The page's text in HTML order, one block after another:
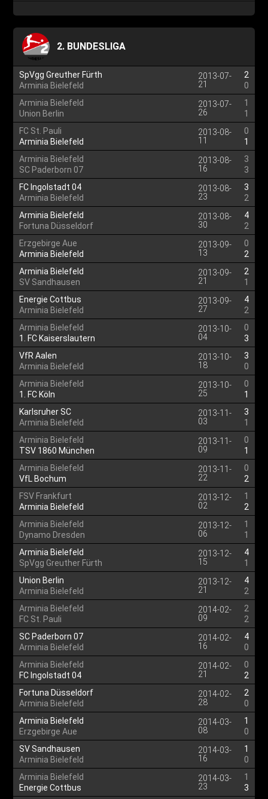
2. BUNDESLIGA
SpVgg Greuther Fürth
Arminia Bielefeld
2013-07-
21
2
0
Arminia Bielefeld
Union Berlin
2013-07-
26
1
1
FC St. Pauli
Arminia Bielefeld
2013-08-
11
0
1
Arminia Bielefeld
SC Paderborn 07
2013-08-
16
3
3
FC Ingolstadt 04
Arminia Bielefeld
2013-08-
23
3
2
Arminia Bielefeld
Fortuna Düsseldorf
2013-08-
30
4
2
Erzgebirge Aue
Arminia Bielefeld
2013-09-
13
0
2
Arminia Bielefeld
SV Sandhausen
2013-09-
21
2
1
Energie Cottbus
Arminia Bielefeld
2013-09-
27
4
2
Arminia Bielefeld
1. FC Kaiserslautern
2013-10-
04
0
3
VfR Aalen
Arminia Bielefeld
2013-10-
18
3
0
Arminia Bielefeld
1. FC Köln
2013-10-
25
0
1
Karlsruher SC
Arminia Bielefeld
2013-11-
03
3
1
Arminia Bielefeld
TSV 1860 München
2013-11-
09
0
1
Arminia Bielefeld
VfL Bochum
2013-11-
22
0
2
FSV Frankfurt
Arminia Bielefeld
2013-12-
02
1
2
Arminia Bielefeld
Dynamo Dresden
2013-12-
06
1
1
Arminia Bielefeld
SpVgg Greuther Fürth
2013-12-
15
4
1
Union Berlin
Arminia Bielefeld
2013-12-
21
4
2
Arminia Bielefeld
FC St. Pauli
2014-02-
09
2
2
SC Paderborn 07
Arminia Bielefeld
2014-02-
16
4
0
Arminia Bielefeld
FC Ingolstadt 04
2014-02-
21
0
2
Fortuna Düsseldorf
Arminia Bielefeld
2014-02-
28
2
0
Arminia Bielefeld
Erzgebirge Aue
2014-03-
08
1
0
SV Sandhausen
Arminia Bielefeld
2014-03-
16
1
0
Arminia Bielefeld
Energie Cottbus
2014-03-
23
1
3